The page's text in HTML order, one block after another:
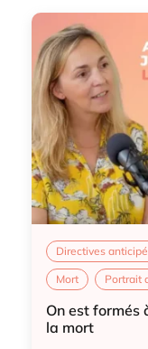
Directives
Mort Portrait
On est formés
la mort